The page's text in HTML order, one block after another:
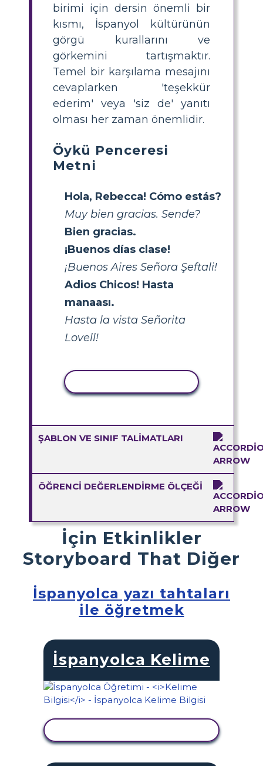
birimi için dersin önemli bir
kısmı, İspanyol kültürünün
görgü kurallarını ve
görkemini tartışmaktır.
Temel bir karşılama mesajını
cevaplarken 'teşekkür
ederim' veya 'siz de' yanıtı
olması her zaman önemlidir.
Öykü Penceresi
Metni
Hola, Rebecca! Cómo estás?
Muy bien gracias. Sende?
Bien gracias.
¡Buenos días clase!
¡Buenos Aires Señora Şeftali!
Adios Chicos! Hasta
manaası.
Hasta la vista Señorita
Lovell!
ŞABLON VE SINIF TALIMATLARI
ÖĞRENCI DEĞERLENDIRME ÖLÇEĞI
İçin Etkinlikler
Storyboard That Diğer
İspanyolca yazı tahtaları
ile öğretmek
İspanyolca Kelime